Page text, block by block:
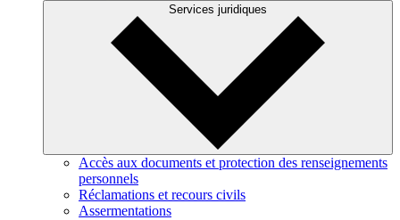
Services juridiques
Accès aux documents et protection des renseignements
personnels
Réclamations et recours civils
Assermentations